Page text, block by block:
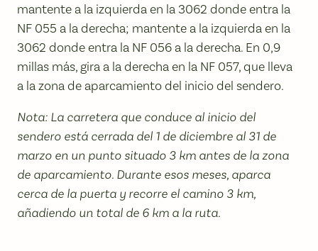
mantente a la izquierda en la 3062 donde entra la
NF 055 a la derecha; mantente a la izquierda en la
3062 donde entra la NF 056 a la derecha. En 0,9
millas más, gira a la derecha en la NF 057, que lleva
a la zona de aparcamiento del inicio del sendero.
Nota: La carretera que conduce al inicio del
sendero está cerrada del 1 de diciembre al 31 de
marzo en un punto situado 3 km antes de la zona
de aparcamiento. Durante esos meses, aparca
cerca de la puerta y recorre el camino 3 km,
añadiendo un total de 6 km a la ruta.